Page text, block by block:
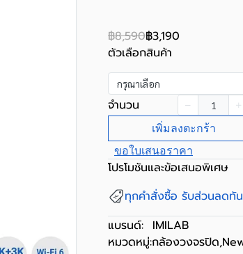
฿8,590฿3,190
ตัวเลือกสินค้า
กรุณาเลือก
จำนวน
เพิ่มลงตะกร้า
ขอใบเสนอราคา
โปรโมชันและข้อเสนอพิเศษ
ทุกคำสั่งซื้อ รับส่วนลดทั
แบรนด์: IMILAB
หมวดหมู่:กล้องวงจรปิด,